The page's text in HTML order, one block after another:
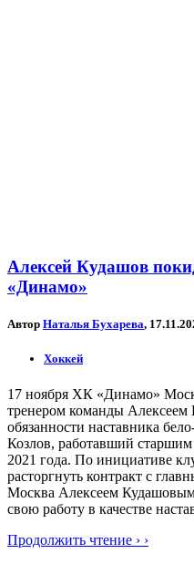
Алексей Кудашов
«Динамо»
Автор Наталья Бухарева,
Хоккей
17 ноября ХК «Динамо»
тренером команды
обязанности наставника
Козлов, работавший
2021 года. По инициативе
расторгнуть контракт с
Москва Алексеем
свою работу в качестве
Продолжить чтение › ›